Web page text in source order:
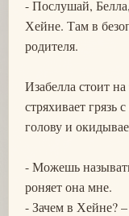
- Послушай,
Хейне. Там в
родителя.
Изабелла стоит
стряхивает грязь
голову и
- Можешь
роняет она мне.
- Зачем в Хейне?